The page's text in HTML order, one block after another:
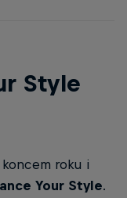
Style
roku i
Your Style.